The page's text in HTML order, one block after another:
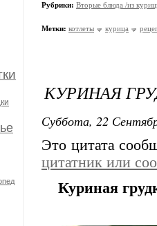
Рубрики: Вторые блюда /из
Метки: котлеты курица
КУРИНАЯ
Суббота, 22
Это цитата
цитатник или
Куриная